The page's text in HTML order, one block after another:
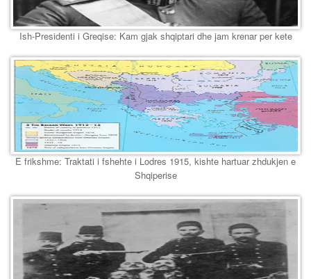
Ish-Presidenti i Greqise: Kam gjak shqiptari dhe jam krenar per kete
E frikshme: Traktati i fshehte i Lodres 1915, kishte hartuar zhdukjen e
Shqiperise